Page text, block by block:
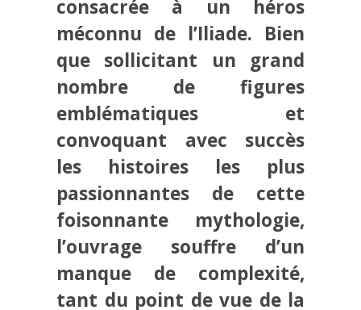
consacrée à un héros
méconnu de l’Iliade. Bien
que sollicitant un grand
nombre de figures
emblématiques et
convoquant avec succès
les histoires les plus
passionnantes de cette
foisonnante mythologie,
l’ouvrage souffre d’un
manque de complexité,
tant du point de vue de la